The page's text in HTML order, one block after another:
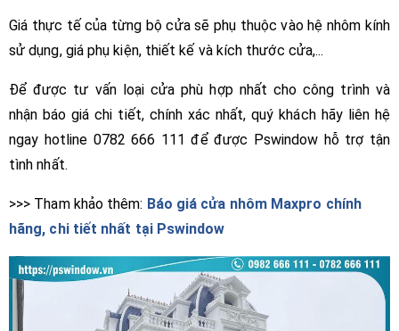
Giá thực tế của từng bộ cửa sẽ phụ thuộc vào hệ nhôm kính
sử dụng, giá phụ kiện, thiết kế và kích thước cửa,...
Để được tư vấn loại cửa phù hợp nhất cho công trình và
nhận báo giá chi tiết, chính xác nhất, quý khách hãy liên hệ
ngay hotline 0782 666 111 để được Pswindow hỗ trợ tận
tình nhất.
>>> Tham khảo thêm: Báo giá cửa nhôm Maxpro chính
hãng, chi tiết nhất tại Pswindow